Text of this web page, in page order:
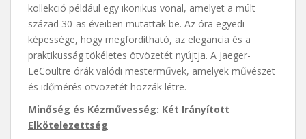
kollekció például egy ikonikus vonal, amelyet a múlt
század 30-as éveiben mutattak be. Az óra egyedi
képessége, hogy megfordítható, az elegancia és a
praktikusság tökéletes ötvözetét nyújtja. A Jaeger-
LeCoultre órák valódi mesterművek, amelyek művészet
és időmérés ötvözetét hozzák létre.
Minőség és Kézművesség: Két Irányított
Elkötelezettség